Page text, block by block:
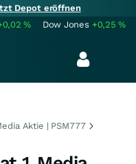
Depot eröffnen
% Dow Jones +0,25%
Aktie | PSM777